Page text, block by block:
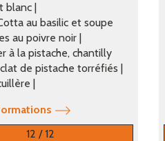
blanc |
au basilic et soupe
au poivre noir |
à la pistache, chantilly
de pistache torréfiés |
|
12 / 12